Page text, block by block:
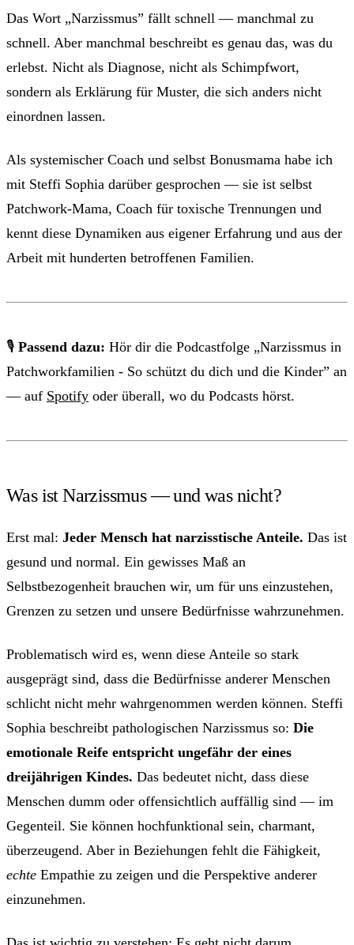
Das Wort „Narzissmus” fällt schnell — manchmal zu
schnell. Aber manchmal beschreibt es genau das, was du
erlebst. Nicht als Diagnose, nicht als Schimpfwort,
sondern als Erklärung für Muster, die sich anders nicht
einordnen lassen.
Als systemischer Coach und selbst Bonusmama habe ich
mit Steffi Sophia darüber gesprochen — sie ist selbst
Patchwork-Mama, Coach für toxische Trennungen und
kennt diese Dynamiken aus eigener Erfahrung und aus der
Arbeit mit hunderten betroffenen Familien.
🎙 Passend dazu: Hör dir die Podcastfolge „Narzissmus in
Patchworkfamilien - So schützt du dich und die Kinder” an
— auf Spotify oder überall, wo du Podcasts hörst.
Was ist Narzissmus — und was nicht?
Erst mal: Jeder Mensch hat narzisstische Anteile. Das ist
gesund und normal. Ein gewisses Maß an
Selbstbezogenheit brauchen wir, um für uns einzustehen,
Grenzen zu setzen und unsere Bedürfnisse wahrzunehmen.
Problematisch wird es, wenn diese Anteile so stark
ausgeprägt sind, dass die Bedürfnisse anderer Menschen
schlicht nicht mehr wahrgenommen werden können. Steffi
Sophia beschreibt pathologischen Narzissmus so: Die
emotionale Reife entspricht ungefähr der eines
dreijährigen Kindes. Das bedeutet nicht, dass diese
Menschen dumm oder offensichtlich auffällig sind — im
Gegenteil. Sie können hochfunktional sein, charmant,
überzeugend. Aber in Beziehungen fehlt die Fähigkeit,
echte Empathie zu zeigen und die Perspektive anderer
einzunehmen.